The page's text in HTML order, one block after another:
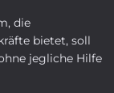
die
bietet, soll
jegliche Hilfe